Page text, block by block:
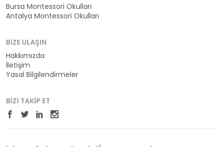
Bursa Montessori Okulları
Antalya Montessori Okulları
BIZE ULAŞIN
Hakkımızda
İletişim
Yasal Bilgilendirmeler
BIZI TAKIP ET